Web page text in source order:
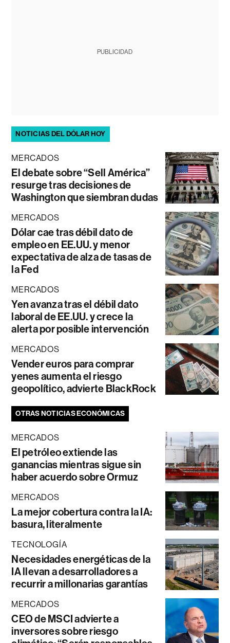
PUBLICIDAD
NOTICIAS DEL DÓLAR HOY
MERCADOS
El debate sobre “Sell América”
resurge tras decisiones de
Washington que siembran dudas
MERCADOS
Dólar cae tras débil dato de
empleo en EE.UU. y menor
expectativa de alza de tasas de
la Fed
MERCADOS
Yen avanza tras el débil dato
laboral de EE.UU. y crece la
alerta por posible intervención
MERCADOS
Vender euros para comprar
yenes aumenta el riesgo
geopolítico, advierte BlackRock
OTRAS NOTICIAS ECONÓMICAS
MERCADOS
El petróleo extiende las
ganancias mientras sigue sin
haber acuerdo sobre Ormuz
MERCADOS
La mejor cobertura contra la IA:
basura, literalmente
TECNOLOGÍA
Necesidades energéticas de la
IA llevan a desarrolladores a
recurrir a millonarias garantías
MERCADOS
CEO de MSCI advierte a
inversores sobre riesgo